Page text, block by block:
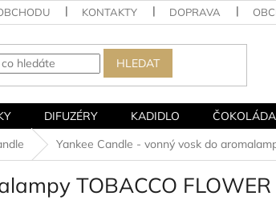
KONTAKTY DOPRAVA
HLEDAT
DIFUZÉRY KADIDLO ČOKOLÁDA
Yankee Candle - vonný vosk do
TOBACCO